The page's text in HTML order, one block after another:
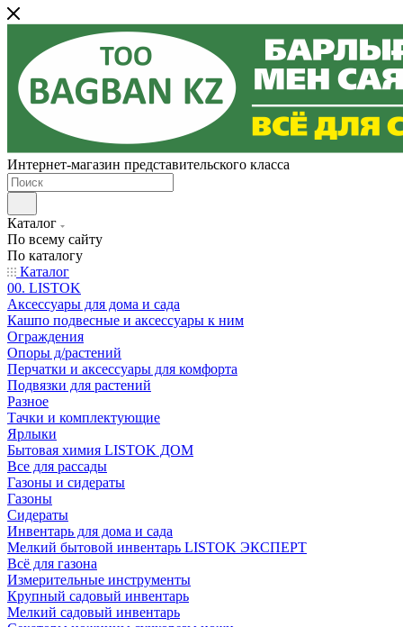
Интернет-магазин представительского класса
Каталог
По всему сайту
По каталогу
Каталог
00. LISTOK
Аксессуары для дома и сада
Кашпо подвесные и аксессуары к ним
Ограждения
Опоры д/растений
Перчатки и аксессуары для комфорта
Подвязки для растений
Разное
Тачки и комплектующие
Ярлыки
Бытовая химия LISTOK ДОМ
Все для рассады
Газоны и сидераты
Газоны
Сидераты
Инвентарь для дома и сада
Мелкий бытовой инвентарь LISTOK ЭКСПЕРТ
Всё для газона
Измерительные инструменты
Крупный садовый инвентарь
Мелкий садовый инвентарь